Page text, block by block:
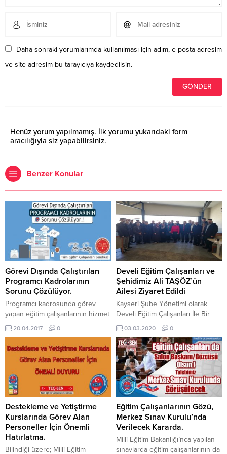
Daha sonraki yorumlarımda kullanılması için adım, e-posta adresim
ve site adresim bu tarayıcıya kaydedilsin.
Henüz yorum yapılmamış. İlk yorumu yukarıdaki form
aracılığıyla siz yapabilirsiniz.
Benzer Konular
Görevi Dışında Çalıştırılan
Programcı Kadrolarının
Sorunu Çözülüyor.
Programcı kadrosunda görev
yapan eğitim çalışanlarının hizmet
sınıfları dışında zorunlu
çalıştırılması ile ilgili haberimizi
daha önce
yayımlamıştık. http://tec-
sen.org/haberdetay.aspx?hid=716
Konu ile ilgili olarak Milli Eğitim
Bakanlığından gelen cevap ile,
(yazı haberin altındadır.) Programcı
kadrolarının; İnsan Kaynakları
Genel Müdürlüğü Çalışma
Yönergesi kapsamında
unvanlarıyla ilgili işlerde
çalıştırabileceği belirtilmiş olup,
20.04.2017 0
Develi Eğitim Çalışanları ve
Şehidimiz Ali TAŞÖZ’ün
Ailesi Ziyaret Edildi
Kayseri Şube Yönetimi olarak
Develi Eğitim Çalışanları İle Bir
araya geldik, eğitim çalışanlarının
sorunları ve istekleri hakkında
görüş alış verişi yapılmıştır. Ayrıca
İdlibde Şehit olan P.Uzm.Onb. Ali
TAŞÖZ’ün ailesine taziye
ziyaretinde bulunulmuştur.
Ailesine ve Tüm Ülkemize Sabır
Diliyoruz.
03.03.2020 0
Destekleme ve Yetiştirme
Kurslarında Görev Alan
Personeller İçin Önemli
Hatırlatma.
Bilindiği üzere; Milli Eğitim
Eğitim Çalışanlarının Gözü,
Merkez Sınav Kurulu’nda
Verilecek Kararda.
Milli Eğitim Bakanlığı’nca yapılan
sınavlarda eğitim çalışanlarının da